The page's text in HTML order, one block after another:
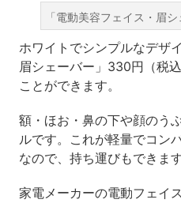
「電動美容フェイス・眉
ホワイトでシンプルなデザ
眉シェーバー」330円（税
ことができます。
額・ほお・鼻の下や顔のう
ルです。これが軽量でコン
なので、持ち運びもできます
家電メーカーの電動フェイ